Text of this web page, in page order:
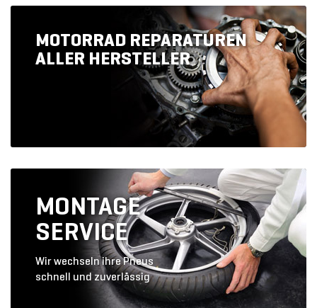
MOTORRAD REPARATUREN
ALLER HERSTELLER
MONTAGE
SERVICE
Wir wechseln ihre Pneus
schnell und zuverlässig